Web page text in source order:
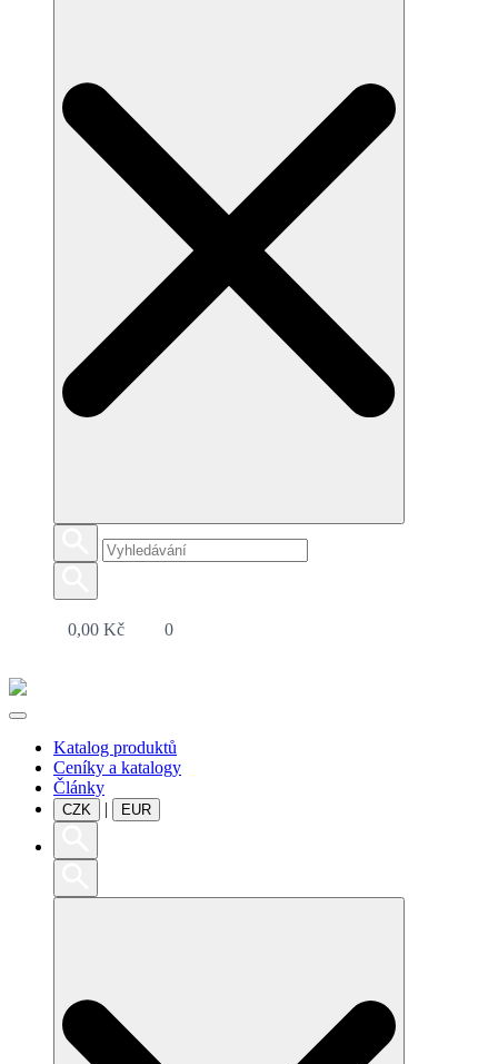
0,00 Kč 0
Katalog produktů
Ceníky a katalogy
Články
CZK | EUR
Search